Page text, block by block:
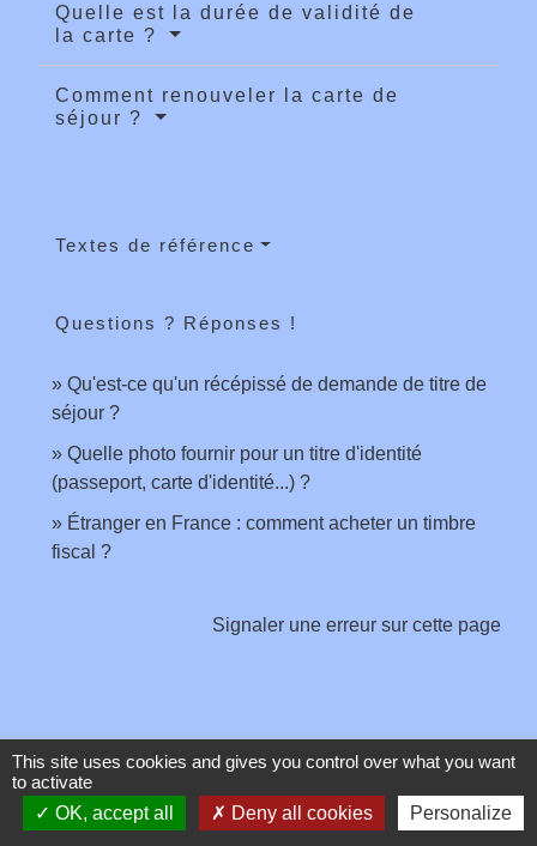
Quelle est la durée de validité de
la carte ?
Comment renouveler la carte de
séjour ?
Textes de référence
Questions ? Réponses !
Qu'est-ce qu'un récépissé de demande de titre de
séjour ?
Quelle photo fournir pour un titre d'identité
(passeport, carte d'identité...) ?
Étranger en France : comment acheter un timbre
fiscal ?
Signaler une erreur sur cette page
Contacts
Commune de Toussieux
This site uses cookies and gives you control over what you want
to activate
OK, accept all
Deny all cookies Personalize